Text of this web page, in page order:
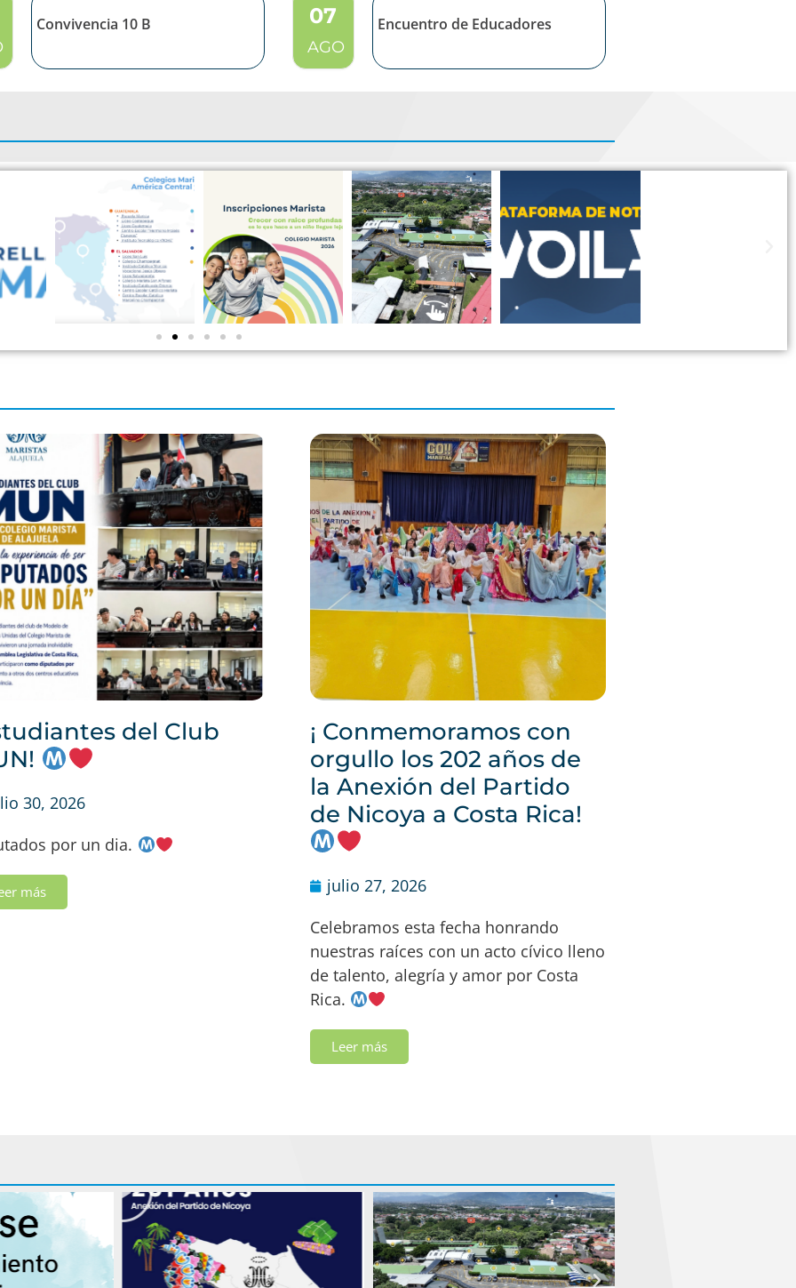
Convivencia 10 B 07
AGO
Encuentro de Educadores
Formando
MÁSALLÁDELAULA
Marista
del Club
30, 2026
por un dia.
más
¡ Conmemoramos con
orgullo los 202 años de
la Anexión del Partido
de Nicoya a Costa Rica!
julio 27, 2026
Celebramos esta fecha honrando
nuestras raíces con un acto cívico lleno
de talento, alegría y amor por Costa
Rica.
Leer más